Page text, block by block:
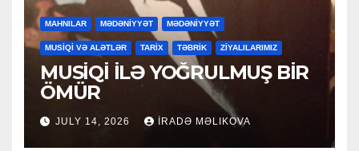
MAHNILAR MƏDƏNİYYƏT MƏDƏNİYYƏT
MUSİQİ VƏ ALƏTLƏR TARİX TƏBRİK ZİYALILARIMIZ
MUSİQİ İLƏ YOĞRULMUŞ BİR
ÖMÜR
JULY 14, 2026 İRADƏ MƏLIKOVA